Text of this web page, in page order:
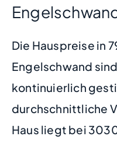
Die Hauspreise in
Engelschwand
kontinuierlich
durchschnittliche
Haus liegt bei